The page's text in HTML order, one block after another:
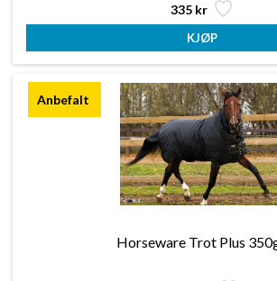
335 kr
Horseware Trot Plus